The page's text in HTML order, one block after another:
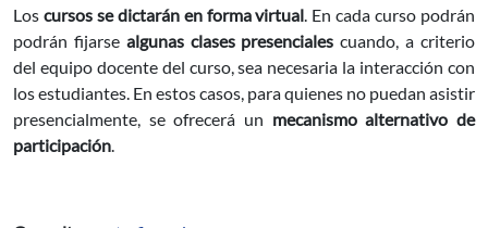
Los cursos se dictarán en forma virtual. En cada curso podrán
podrán fijarse algunas clases presenciales cuando, a criterio
del equipo docente del curso, sea necesaria la interacción con
los estudiantes. En estos casos, para quienes no puedan asistir
presencialmente, se ofrecerá un mecanismo alternativo de
participación.